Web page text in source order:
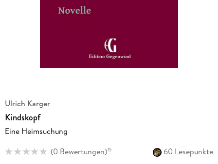
Ulrich Karger
Kindskopf
Eine Heimsuchung
(0 Bewertungen)15
60 Lesepunkte